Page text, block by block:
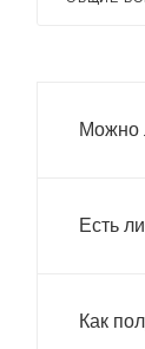
Можно
Есть
Как